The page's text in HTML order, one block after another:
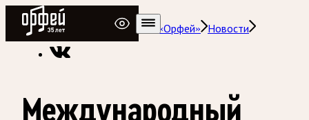
Радио Орфей
Радио классической музыки «Орфей»
Новости
Международный